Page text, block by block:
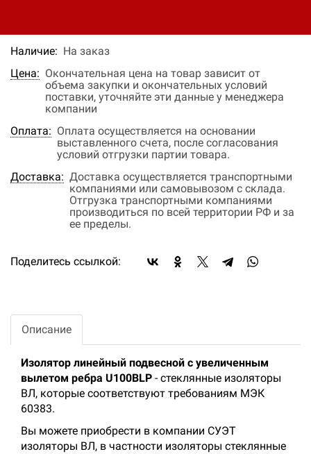
Наличие: На заказ
Цена: Окончательная цена на товар зависит от
объема закупки и окончательных условий
поставки, уточняйте эти данные у менеджера
компании
Оплата: Оплата осуществляется на основании
выставленного счета, после согласования
условий отгрузки партии товара.
Доставка: Доставка осуществляется транспортными
компаниями или самовывозом с склада.
Отгрузка транспортными компаниями
производиться по всей территории РФ и за
ее пределы.
Поделитесь ссылкой:
Описание
Изолятор линейный подвесной с увеличенным
вылетом ребра U100BLP - стеклянные изоляторы
ВЛ, которые соответствуют требованиям МЭК
60383.
Вы можете приобрести в компании СУЭТ
изоляторы ВЛ, в частности изоляторы стеклянные